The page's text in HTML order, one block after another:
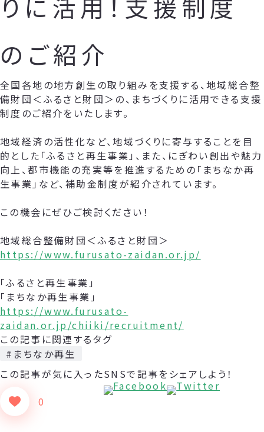
りに活用！支援制度
のご紹介
全国各地の地方創生の取り組みを支援する、地域総合整
備財団＜ふるさと財団＞の、まちづくりに活用できる支援
制度のご紹介をいたします。
地域経済の活性化など、地域づくりに寄与することを目
的とした「ふるさと再生事業」、また、にぎわい創出や魅力
向上、都市機能の充実等を推進するための「まちなか再
生事業」など、補助金制度が紹介されています。
この機会にぜひご検討ください！
地域総合整備財団＜ふるさと財団＞
https://www.furusato-zaidan.or.jp/
「ふるさと再生事業」
「まちなか再生事業」
https://www.furusato-
zaidan.or.jp/chiiki/recruitment/
この記事に関連するタグ
#まちなか再生
この記事が気に入った
0
SNSで記事をシェアしよう！